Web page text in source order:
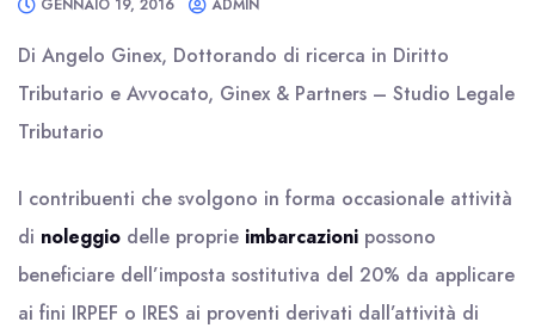
GENNAIO 19, 2016 ADMIN
Di Angelo Ginex, Dottorando di ricerca in Diritto
Tributario e Avvocato, Ginex & Partners – Studio Legale
Tributario
I contribuenti che svolgono in forma occasionale attività
di noleggio delle proprie imbarcazioni possono
beneficiare dell’imposta sostitutiva del 20% da applicare
ai fini IRPEF o IRES ai proventi derivati dall’attività di